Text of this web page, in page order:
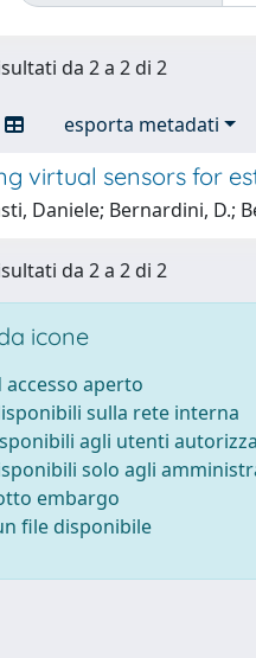
da 2 a 2 di 2
esporta metadati
virtual sensors for
Daniele; Bernardini, D.;
da 2 a 2 di 2
icone
accesso aperto
sulla rete interna
agli utenti
solo agli
embargo
file disponibile